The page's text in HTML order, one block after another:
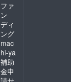
ファ
ン
ディ
ング
mac
hi-ya
補助
金申